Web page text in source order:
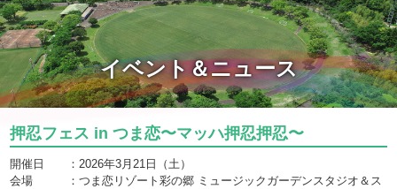
イベント＆ニュース
押忍フェス in つま恋〜マッハ押忍押忍〜
開催日 ：2026年3月21日（土）
会場 ：つま恋リゾート彩の郷 ミュージックガーデンスタジオ＆ス